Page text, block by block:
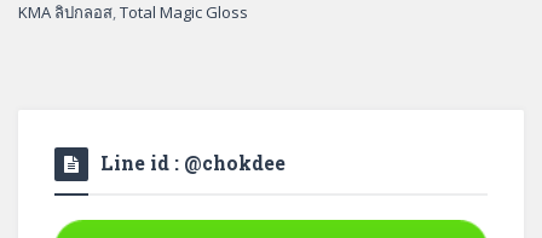
KMA ลิปกลอส,Total Magic Gloss
Line id : @chokdee